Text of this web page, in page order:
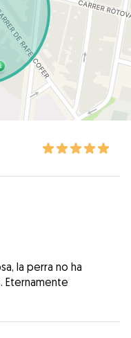
la perra no ha
Eternamente